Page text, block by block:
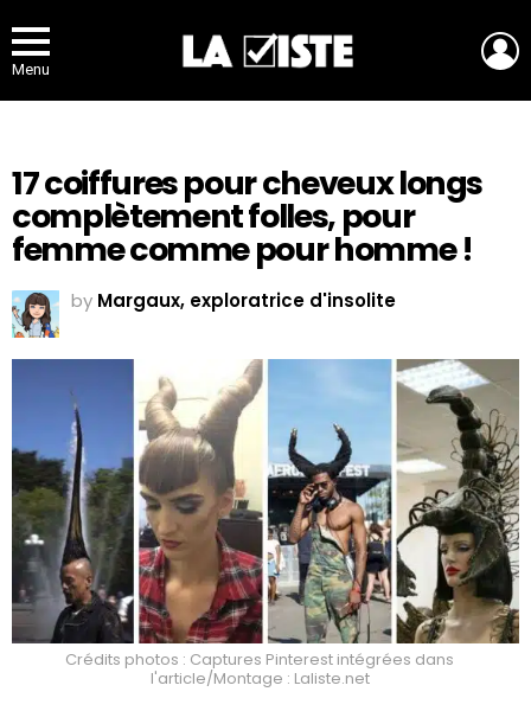
Menu
17 coiffures pour cheveux longs
complètement folles, pour
femme comme pour homme !
by Margaux, exploratrice d'insolite
Crédits photos : Captures Pinterest intégrées dans
l'article/Montage : Laliste.net